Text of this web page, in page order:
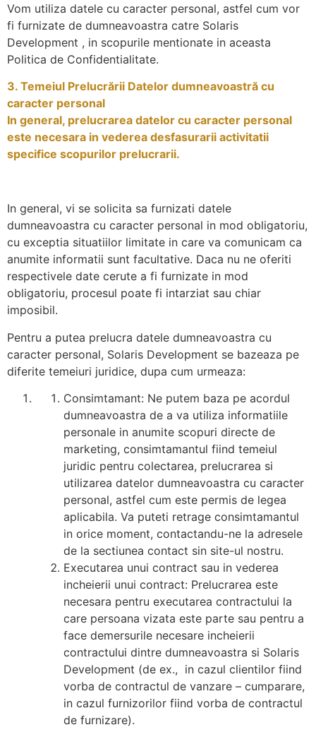
Vom utiliza datele cu caracter personal, astfel cum vor
fi furnizate de dumneavoastra catre Solaris
Development , in scopurile mentionate in aceasta
Politica de Confidentialitate.
3. Temeiul Prelucrării Datelor dumneavoastră cu
caracter personal
In general, prelucrarea datelor cu caracter personal
este necesara in vederea desfasurarii activitatii
specifice scopurilor prelucrarii.
In general, vi se solicita sa furnizati datele
dumneavoastra cu caracter personal in mod obligatoriu,
cu exceptia situatiilor limitate in care va comunicam ca
anumite informatii sunt facultative. Daca nu ne oferiti
respectivele date cerute a fi furnizate in mod
obligatoriu, procesul poate fi intarziat sau chiar
imposibil.
Pentru a putea prelucra datele dumneavoastra cu
caracter personal, Solaris Development se bazeaza pe
diferite temeiuri juridice, dupa cum urmeaza:
Consimtamant: Ne putem baza pe acordul
dumneavoastra de a va utiliza informatiile
personale in anumite scopuri directe de
marketing, consimtamantul fiind temeiul
juridic pentru colectarea, prelucrarea si
utilizarea datelor dumneavoastra cu caracter
personal, astfel cum este permis de legea
aplicabila. Va puteti retrage consimtamantul
in orice moment, contactandu-ne la adresele
de la sectiunea contact sin site-ul nostru.
Executarea unui contract sau in vederea
incheierii unui contract: Prelucrarea este
necesara pentru executarea contractului la
care persoana vizata este parte sau pentru a
face demersurile necesare incheierii
contractului dintre dumneavoastra si Solaris
Development (de ex., in cazul clientilor fiind
vorba de contractul de vanzare – cumparare,
in cazul furnizorilor fiind vorba de contractul
de furnizare).